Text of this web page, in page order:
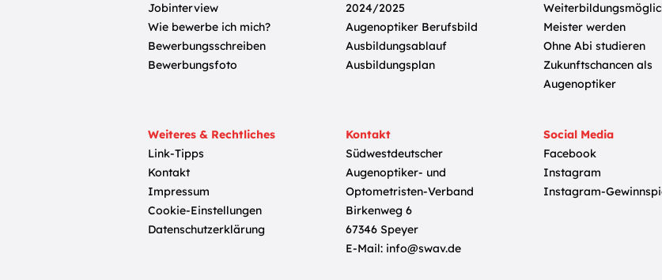
Jobinterview
Wie bewerbe ich mich?
Bewerbungsschreiben
Bewerbungsfoto
2024/2025
Augenoptiker Berufsbild
Ausbildungsablauf
Ausbildungsplan
Meister werden
Ohne Abi studieren
Zukunftschancen als
Augenoptiker
Weiteres & Rechtliches
Link-Tipps
Kontakt
Impressum
Cookie-Einstellungen
Datenschutzerklärung
Kontakt
Südwestdeutscher
Augenoptiker- und
Optometristen-Verband
Birkenweg 6
67346 Speyer
E-Mail: info@swav.de
Social Media
Facebook
Instagram
Instagram-